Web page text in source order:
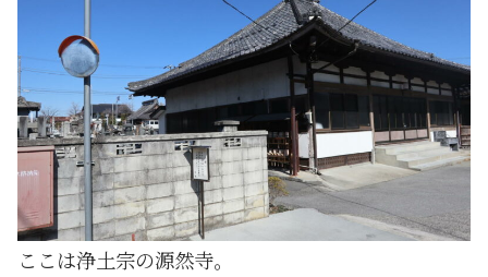
ここは浄土宗の源然寺。